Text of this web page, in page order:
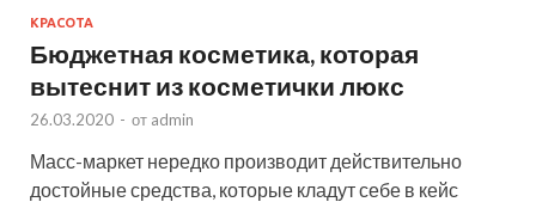
КРАСОТА
Бюджетная косметика, которая
вытеснит из косметички люкс
26.03.2020 - от admin
Масс-маркет нередко производит действительно
достойные средства, которые кладут себе в кейс